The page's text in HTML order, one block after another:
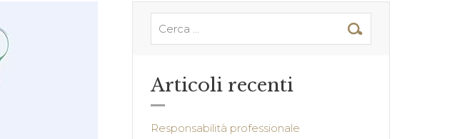
Articoli recenti
Responsabilità professionale